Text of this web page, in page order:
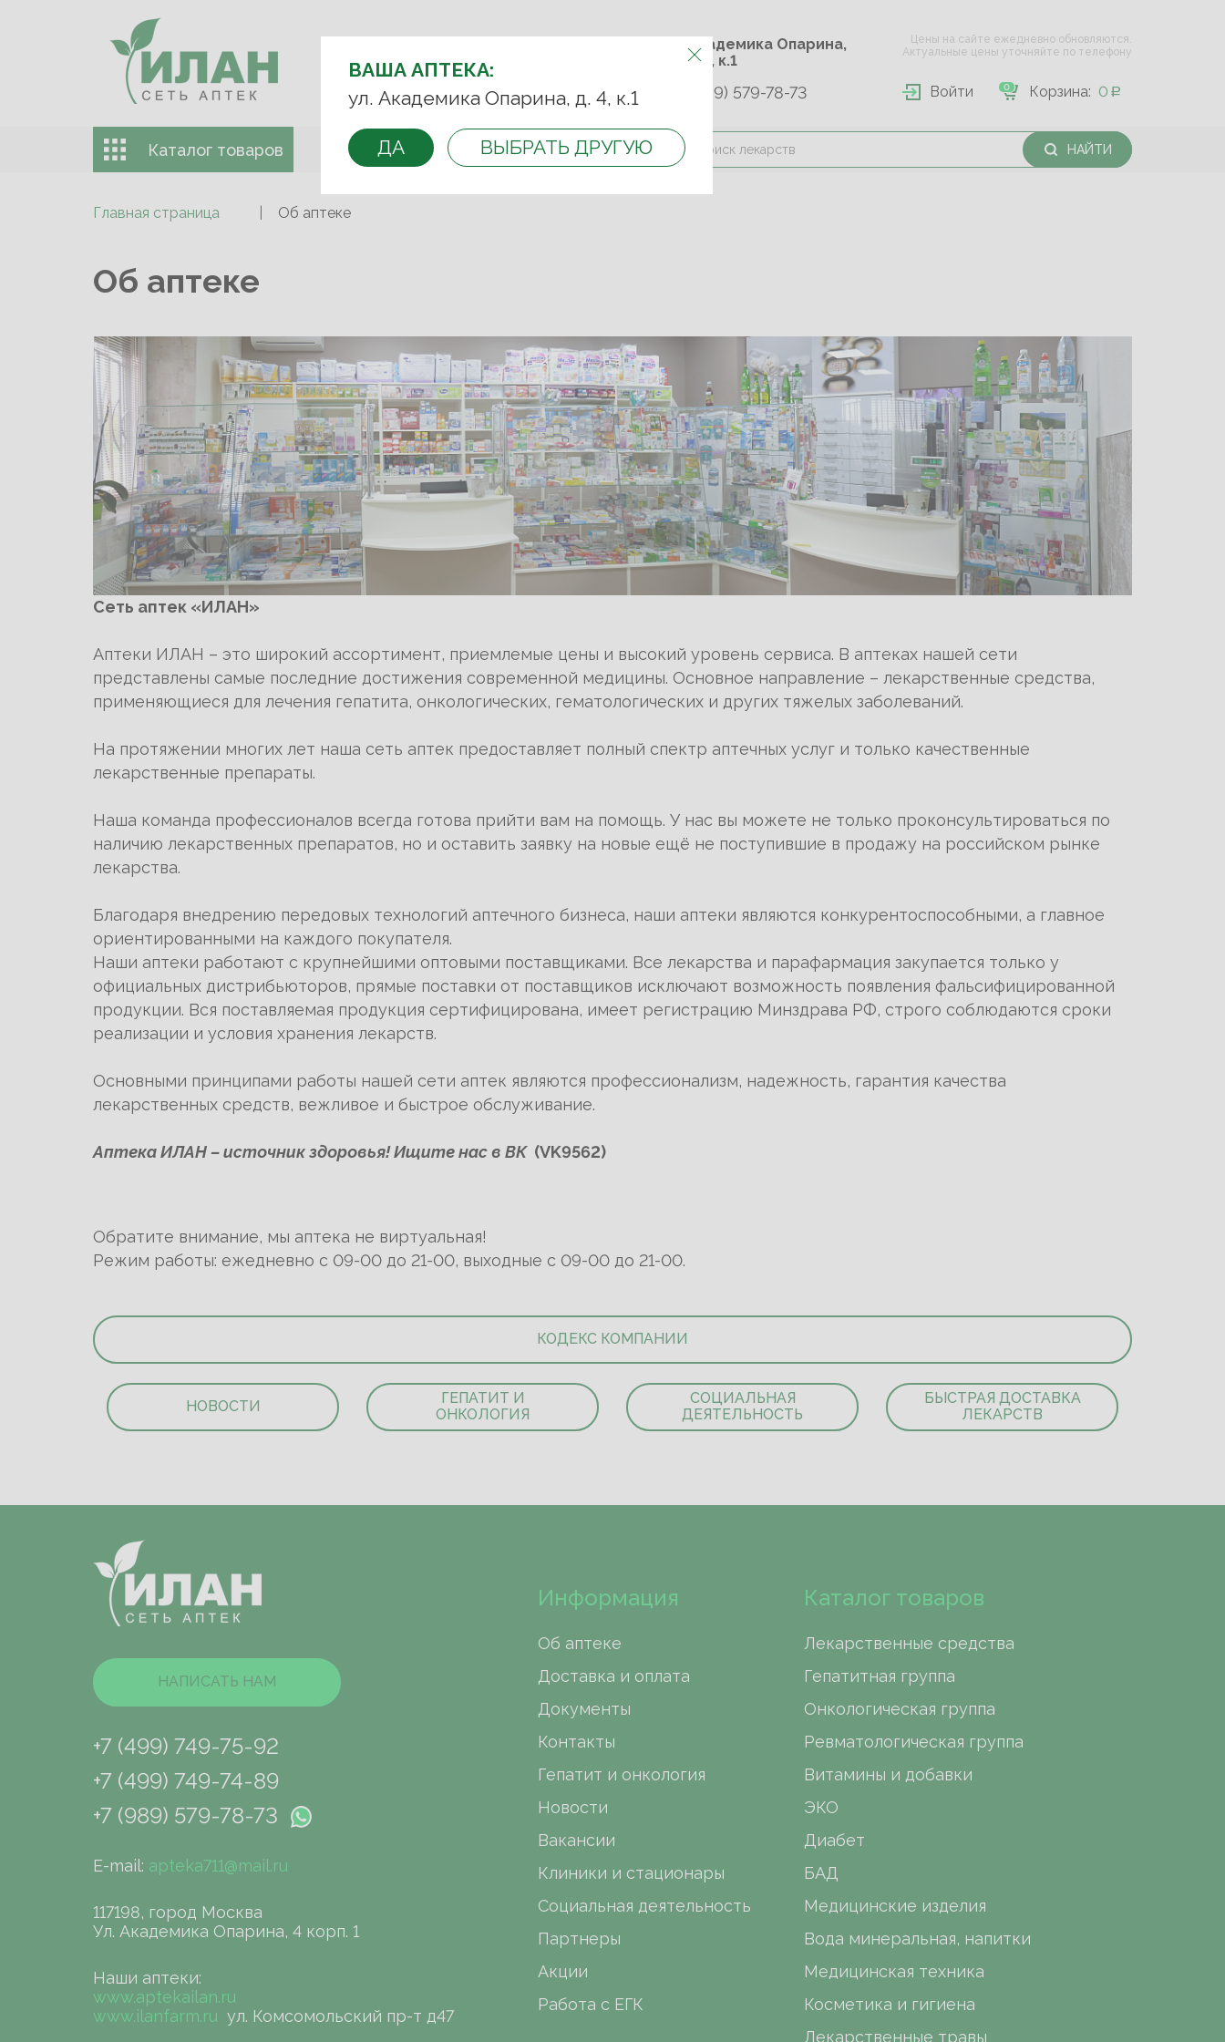
АПТЕКУ:
народов
ул. Академика Опарина,
д. 4, к.1
ВАША АПТЕКА:
ул. Академика Опарина, д. 4, к.1
ДА ВЫБРАТЬ ДРУГУЮ
Цены на сайте ежедневно обновляются.
Актуальные цены уточняйте по телефону
+7 (499) 749-75-92 +7 (499) 749-74-89 +7 (989) 579-78-73 Войти Корзина: 0
0
Каталог товаров Доставка и оплата Контакты Акции НАЙТИ
Главная страница Об аптеке
Об аптеке
Сеть аптек «ИЛАН»
Аптеки ИЛАН – это широкий ассортимент, приемлемые цены и высокий уровень сервиса. В аптеках нашей сети
представлены самые последние достижения современной медицины. Основное направление – лекарственные средства,
применяющиеся для лечения гепатита, онкологических, гематологических и других тяжелых заболеваний.
На протяжении многих лет наша сеть аптек предоставляет полный спектр аптечных услуг и только качественные
лекарственные препараты.
Наша команда профессионалов всегда готова прийти вам на помощь. У нас вы можете не только проконсультироваться по
наличию лекарственных препаратов, но и оставить заявку на новые ещё не поступившие в продажу на российском рынке
лекарства.
Благодаря внедрению передовых технологий аптечного бизнеса, наши аптеки являются конкурентоспособными, а главное
ориентированными на каждого покупателя.
Наши аптеки работают с крупнейшими оптовыми поставщиками. Все лекарства и парафармация закупается только у
официальных дистрибьюторов, прямые поставки от поставщиков исключают возможность появления фальсифицированной
продукции. Вся поставляемая продукция сертифицирована, имеет регистрацию Минздрава РФ, строго соблюдаются сроки
реализации и условия хранения лекарств.
Основными принципами работы нашей сети аптек являются профессионализм, надежность, гарантия качества
лекарственных средств, вежливое и быстрое обслуживание.
Аптека ИЛАН – источник здоровья! Ищите нас в ВК (VK9562)
Обратите внимание, мы аптека не виртуальная!
Режим работы: ежедневно с 09-00 до 21-00, выходные с 09-00 до 21-00.
КОДЕКС КОМПАНИИ
НОВОСТИ
ГЕПАТИТ И
ОНКОЛОГИЯ
СОЦИАЛЬНАЯ
ДЕЯТЕЛЬНОСТЬ
БЫСТРАЯ ДОСТАВКА
ЛЕКАРСТВ
НАПИСАТЬ НАМ
+7 (499) 749-75-92
+7 (499) 749-74-89
+7 (989) 579-78-73
E-mail: apteka711@mail.ru
117198, город Москва
Ул. Академика Опарина, 4 корп. 1
Наши аптеки:
www.aptekailan.ru
www.ilanfarm.ru ул. Комсомольский пр-т д47
Информация
Об аптеке
Доставка и оплата
Документы
Контакты
Гепатит и онкология
Новости
Вакансии
Клиники и стационары
Социальная деятельность
Партнеры
Акции
Работа с ЕГК
Каталог товаров
Лекарственные средства
Гепатитная группа
Онкологическая группа
Ревматологическая группа
Витамины и добавки
ЭКО
Диабет
БАД
Медицинские изделия
Вода минеральная, напитки
Медицинская техника
Косметика и гигиена
Лекарственные травы